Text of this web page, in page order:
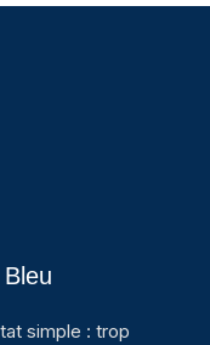
simple : trop